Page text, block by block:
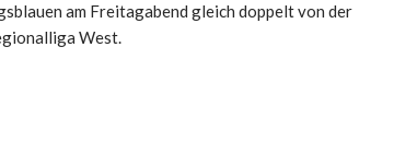
am Freitagabend gleich doppelt von der
West.